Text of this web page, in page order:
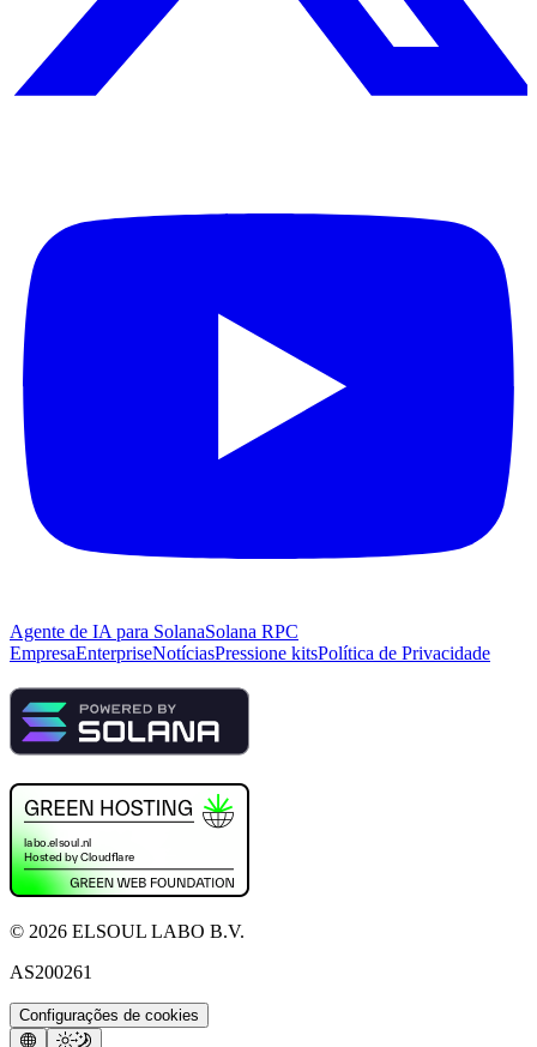
Agente de IA para SolanaSolana RPC
EmpresaEnterpriseNotíciasPressione kitsPolítica de Privacidade
© 2026 ELSOUL LABO B.V.
AS200261
Configurações de cookies